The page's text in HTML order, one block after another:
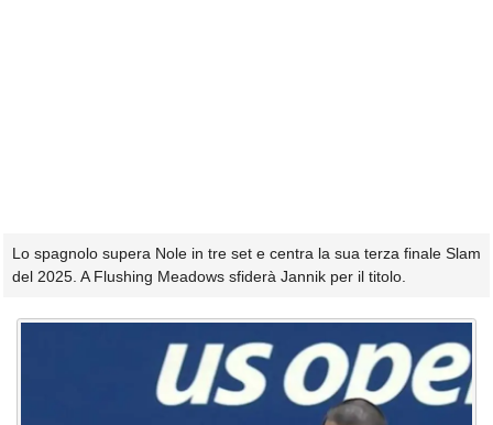
Lo spagnolo supera Nole in tre set e centra la sua terza finale Slam
del 2025. A Flushing Meadows sfiderà Jannik per il titolo.